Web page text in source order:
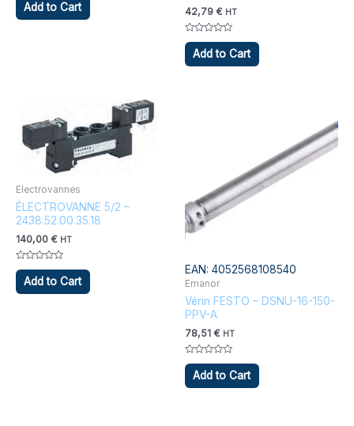
sur
5
Add to Cart 42,79 € HT
Note
sur
5
Add to Cart
Electrovannes
ÉLECTROVANNE 5/2 –
2438.52.00.35.18
140,00 € HT
Note
sur
5
Add to Cart
EAN: 4052568108540
Emanor
Vérin FESTO – DSNU-16-150-
PPV-A
78,51 € HT
Note
sur
5
Add to Cart